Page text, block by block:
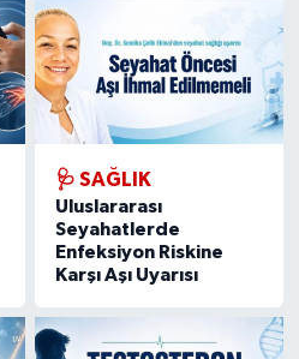
🩺 SAĞLIK
Uluslararası
Seyahatlerde
Enfeksiyon Riskine
Karşı Aşı Uyarısı